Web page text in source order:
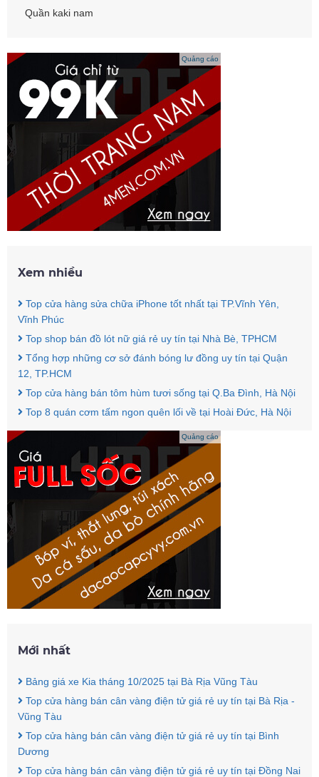
Quần kaki nam
Quảng cáo
Xem nhiều
Top cửa hàng sửa chữa iPhone tốt nhất tại TP.Vĩnh Yên,
Vĩnh Phúc
Top shop bán đồ lót nữ giá rẻ uy tín tại Nhà Bè, TPHCM
Tổng hợp những cơ sở đánh bóng lư đồng uy tín tại Quận
12, TP.HCM
Top cửa hàng bán tôm hùm tươi sống tại Q.Ba Đình, Hà Nội
Top 8 quán cơm tấm ngon quên lối về tại Hoài Đức, Hà Nội
Quảng cáo
Mới nhất
Bảng giá xe Kia tháng 10/2025 tại Bà Rịa Vũng Tàu
Top cửa hàng bán cân vàng điện tử giá rẻ uy tín tại Bà Rịa -
Vũng Tàu
Top cửa hàng bán cân vàng điện tử giá rẻ uy tín tại Bình
Dương
Top cửa hàng bán cân vàng điện tử giá rẻ uy tín tại Đồng Nai